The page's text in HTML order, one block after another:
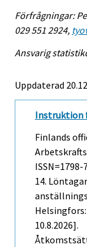
Förfrågningar:
029 551 2924,
Ansvarig
Uppdaterad
Instruktion
Finlands
ISSN=1798-
14.
10.8.2026].